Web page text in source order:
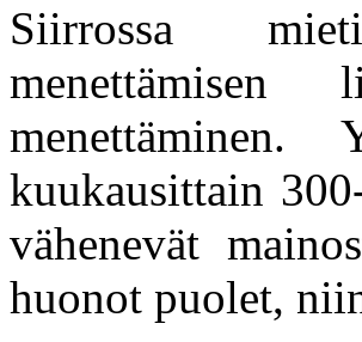
Siirrossa
kuukausittain
vähenevät
huonot puolet,